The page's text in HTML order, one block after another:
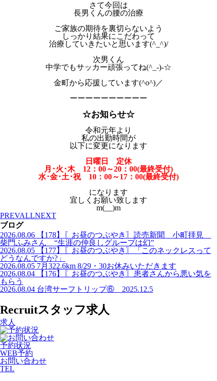
さて今回は
長男くんの腰の治療
ご家族の期待を裏切らないよう
しっかり結果にこだわって
治療していきたいと思います(^_^)/
次男くん
中学でもサッカー頑張ってね(^_-)-☆
金町から応援しています(^o^)／
ーーーーーーーーーー
☆お知らせ☆
令和元年より
私の出勤時間が
以下に変更になります
日曜日 定休
月･火･木 12：00～20：00(最終受付)
水･金･土･祝 10：00～17：00(最終受付)
になります
宜しくお願い致します
m(__)m
PREVALLNEXT
ブログ
2026.08.06
【178】〖お昼のつぶやき〗読売新聞 小町拝見
柴門ふみさん “生涯の仲良しグループは幻”
2026.08.05
【177】〖お昼のつぶやき〗「このネックレスって
どうなんですか?」
2026.08.05 7月322.6km 8/29・30お休みいただきます
2026.08.04
【176】〖お昼のつぶやき〗患者さんから悪い気を
もらう
2026.08.04 台湾サーフトリップ⑥ 2025.12.5
Recruitスタッフ求人
求人
予約状況
WEB予約
お問い合わせ
TEL